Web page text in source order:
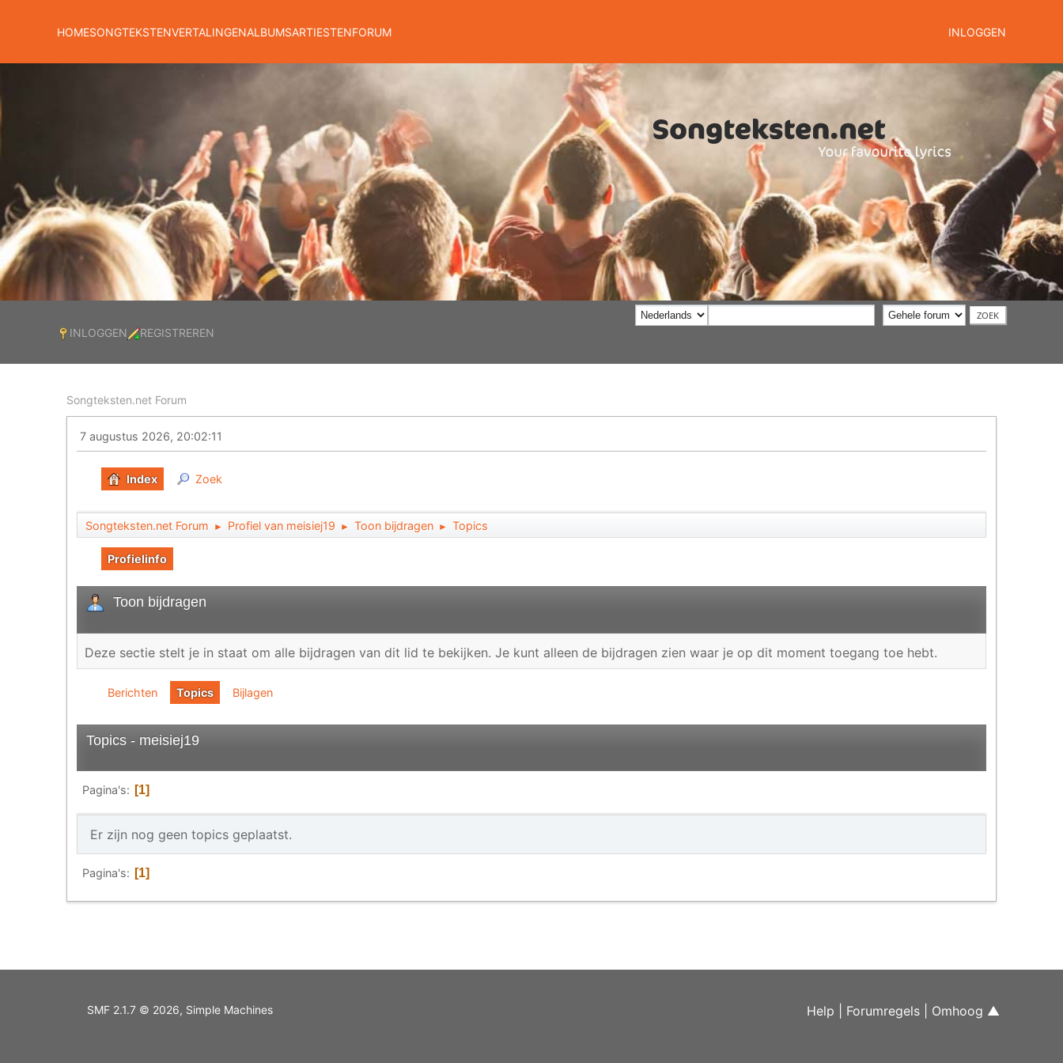
HOMESONGTEKSTENVERTALINGENALBUMSARTIESTENFORUM INLOGGEN
INLOGGEN REGISTREREN
Songteksten.net Forum
7 augustus 2026, 20:02:11
Index Zoek
Songteksten.net Forum ► Profiel van meisiej19 ► Toon bijdragen ► Topics
Profielinfo
Toon bijdragen
Deze sectie stelt je in staat om alle bijdragen van dit lid te bekijken. Je kunt alleen de bijdragen zien waar je op dit moment toegang toe hebt.
Berichten Topics Bijlagen
Topics - meisiej19
Pagina's 1
Er zijn nog geen topics geplaatst.
Pagina's 1
Help Forumregels Omhoog ▲
SMF 2.1.7 © 2026, Simple Machines